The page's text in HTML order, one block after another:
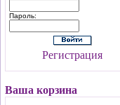
Пароль:
Регистрация
Ваша корзина